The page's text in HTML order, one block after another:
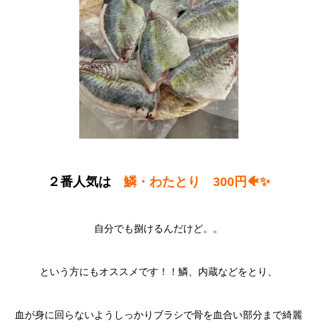
２番人気は 鱗・わたとり 300円🐠✨
自分でも捌けるんだけど。。
という方にもオススメです！！鱗、内蔵などをとり、
血が身に回らないようしっかりブラシで骨を血合い部分まで綺麗